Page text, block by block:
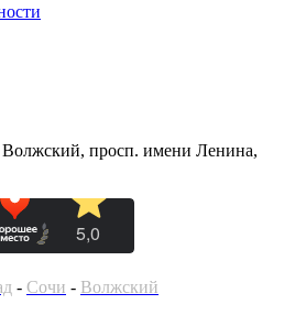
Волжский, просп. имени Ленина,
- Сочи - Волжский